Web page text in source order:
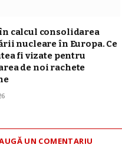
calcul consolidarea
nucleare în Europa. Ce
fi vizate pentru
de noi rachete
UN COMENTARIU